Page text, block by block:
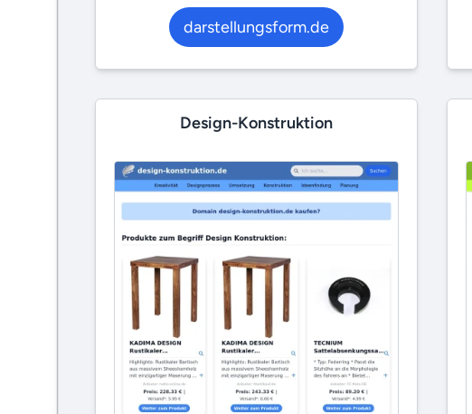
darstellungsform.de
Design-Konstruktion